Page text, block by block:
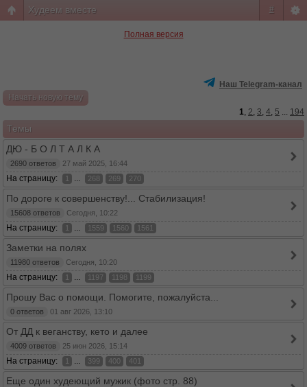
#
Худеем вместе
Полная версия
Наш Telegram-канал
Начать новую тему
1, 2, 3, 4, 5 ... 194
Темы
ДЮ - Б О Л Т А Л К А
2690 ответов 27 май 2025, 16:44
На страницу: 1 ... 268 269 270
По дороге к совершенству!... Стабилизация!
15608 ответов Сегодня, 10:22
На страницу: 1 ... 1559 1560 1561
Заметки на полях
11980 ответов Сегодня, 10:20
На страницу: 1 ... 1197 1198 1199
Пpoшу Вac о пoмoщи. Помогите, пожалуйста...
0 ответов 01 авг 2026, 13:10
От ДД к веганству, кето и далее
4009 ответов 25 июн 2026, 15:14
На страницу: 1 ... 399 400 401
Еще один худеющий мужик (фото стр. 88)